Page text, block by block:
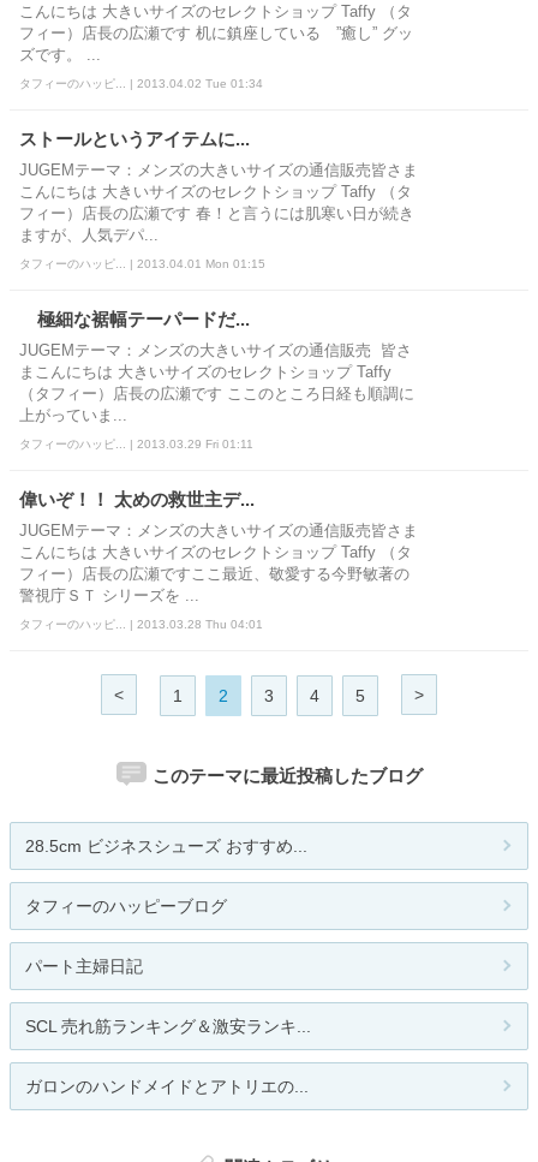
こんにちは 大きいサイズのセレクトショップ Taffy （タ
フィー）店長の広瀬です 机に鎮座している ”癒し” グッ
ズです。 ...
タフィーのハッピ... | 2013.04.02 Tue 01:34
ストールというアイテムに...
JUGEMテーマ：メンズの大きいサイズの通信販売皆さま
こんにちは 大きいサイズのセレクトショップ Taffy （タ
フィー）店長の広瀬です 春！と言うには肌寒い日が続き
ますが、人気デパ...
タフィーのハッピ... | 2013.04.01 Mon 01:15
極細な裾幅テーパードだ...
JUGEMテーマ：メンズの大きいサイズの通信販売 皆さ
まこんにちは 大きいサイズのセレクトショップ Taffy
（タフィー）店長の広瀬です ここのところ日経も順調に
上がっていま...
タフィーのハッピ... | 2013.03.29 Fri 01:11
偉いぞ！！ 太めの救世主デ...
JUGEMテーマ：メンズの大きいサイズの通信販売皆さま
こんにちは 大きいサイズのセレクトショップ Taffy （タ
フィー）店長の広瀬ですここ最近、敬愛する今野敏著の
警視庁ＳＴ シリーズを ...
タフィーのハッピ... | 2013.03.28 Thu 04:01
< 1 2 3 4 5 >
このテーマに最近投稿したブログ
28.5cm ビジネスシューズ おすすめ...
タフィーのハッピーブログ
パート主婦日記
SCL 売れ筋ランキング＆激安ランキ...
ガロンのハンドメイドとアトリエの...